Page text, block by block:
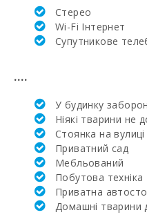
Щотижневий
базар у
базар у
Манакор
(понеділок)
Супермаркет
- Меркадона
Супермаркет
Стерео
Wi-Fi Інтернет
Супутникове
....
У будинку
Ніякі тварини не
Стоянка на вулиці
Приватний сад
Мебльований
Побутова техніка
Приватна
Домашні тварини